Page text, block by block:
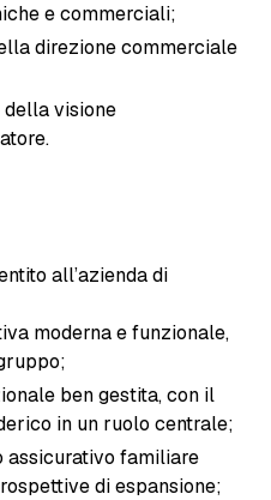
e commerciali;
direzione commerciale
visione
all’azienda di
moderna e funzionale,
ben gestita, con il
in un ruolo centrale;
assicurativo familiare
di espansione;